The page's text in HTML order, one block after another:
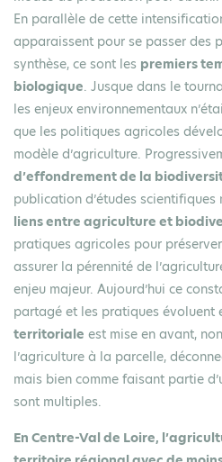
En parallèle de cette
apparaissent pour se passer des
synthèse, ce sont les premiers
biologique. Jusque dans le
les enjeux environnementaux
que les politiques agricoles
modèle d’agriculture.
d’effondrement de la
publication d’études scientifiques
liens entre agriculture et
pratiques agricoles pour
assurer la pérennité de
enjeu majeur. Aujourd’hui ce
partagé et les pratiques évoluent
territoriale est mise en avant,
l’agriculture à la parcelle,
mais bien comme faisant partie
sont multiples.
En Centre-Val de Loire,